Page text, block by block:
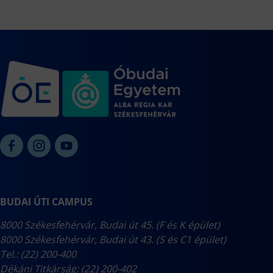
BUDAI ÚTI CAMPUS
8000 Székesfehérvár, Budai út 45. (F és K épület)
8000 Székesfehérvár, Budai út 43. (S és C1 épület)
Tel.: (22) 200-400
Dékáni Titkárság: (22) 200-402